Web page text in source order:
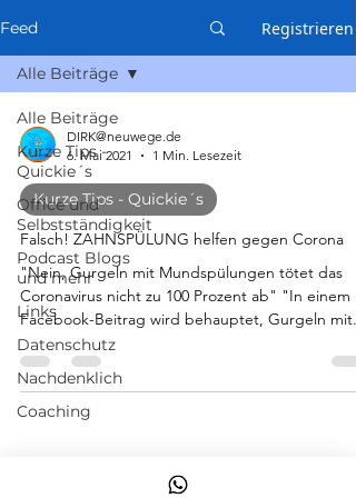
Feed Registrieren
Alle Beiträge
Kurze Tips -
Quickie´s
Office und
Selbstständigkeit
Podcast Blogs
und mehr
Links
Datenschutz
Nachdenklich
Coaching
Alle Beiträge
DIRK@neuwege.de
6. Mai 2021
1 Min. Lesezeit
Kurze Tips - Quickie´s
Falsch! ZAHNSPÜLUNG helfen gegen Corona
"Nein, Gurgeln mit Mundspülungen tötet das
Coronavirus nicht zu 100 Prozent ab" "In einem
Facebook-Beitrag wird behauptet, Gurgeln mit...